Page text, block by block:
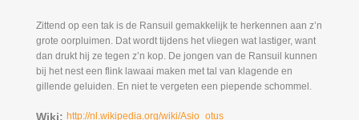
Zittend op een tak is de Ransuil gemakkelijk te herkennen aan z’n
grote oorpluimen. Dat wordt tijdens het vliegen wat lastiger, want
dan drukt hij ze tegen z’n kop. De jongen van de Ransuil kunnen
bij het nest een flink lawaai maken met tal van klagende en
gillende geluiden. En niet te vergeten een piepende schommel.
Wiki: http://nl.wikipedia.org/wiki/Asio_otus